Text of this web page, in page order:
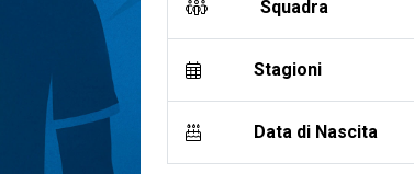
Squadra
Stagioni
Data di Nascita